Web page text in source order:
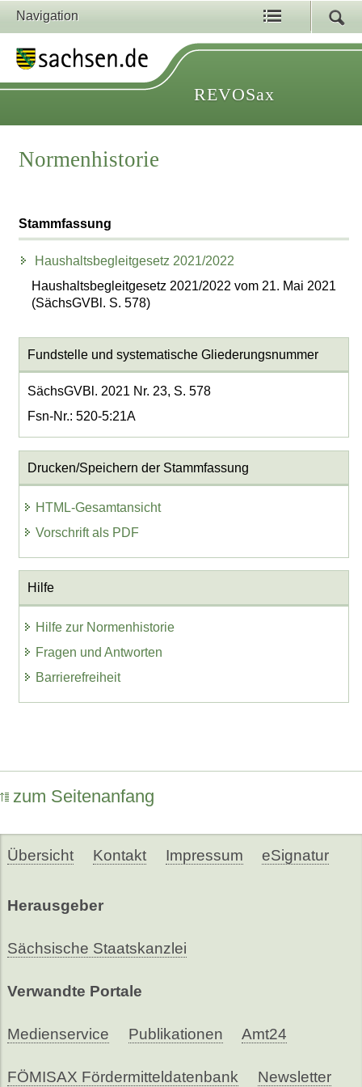
Navigation
REVOSax
Normenhistorie
Stammfassung
Haushaltsbegleitgesetz 2021/2022
Haushaltsbegleitgesetz 2021/2022 vom 21. Mai 2021
(SächsGVBl. S. 578)
Fundstelle und systematische Gliederungsnummer
SächsGVBl. 2021 Nr. 23, S. 578
Fsn-Nr.: 520-5:21A
Drucken/Speichern der Stammfassung
HTML-Gesamtansicht
Vorschrift als PDF
Hilfe
Hilfe zur Normenhistorie
Fragen und Antworten
Barrierefreiheit
zum Seitenanfang
Übersicht Kontakt Impressum eSignatur
Herausgeber
Sächsische Staatskanzlei
Verwandte Portale
Medienservice Publikationen Amt24
FÖMISAX Fördermitteldatenbank Newsletter